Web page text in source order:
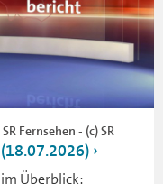
Fernsehen - (c) SR
Überblick: